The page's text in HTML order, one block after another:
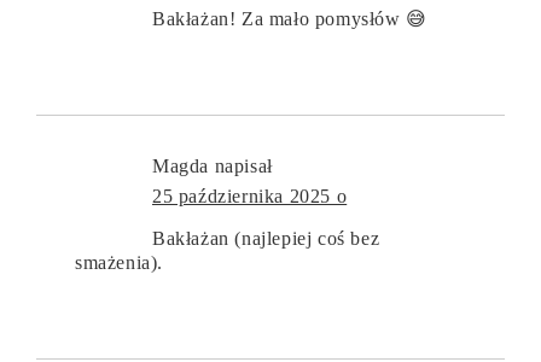
Bakłażan! Za mało pomysłów 😅
Magda napisał
25 października 2025 o
Bakłażan (najlepiej coś bez
smażenia).